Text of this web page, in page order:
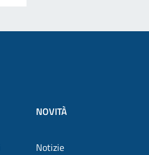
NOVITÀ
Notizie